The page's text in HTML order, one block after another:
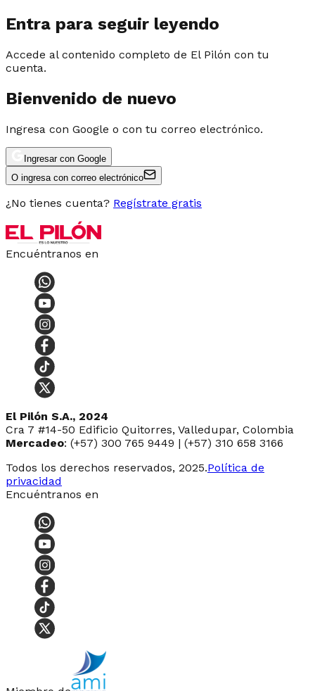
Entra para seguir leyendo
Accede al contenido completo de El Pilón con tu
cuenta.
Bienvenido de nuevo
Ingresa con Google o con tu correo electrónico.
Ingresar con Google
O ingresa con correo electrónico
¿No tienes cuenta? Regístrate gratis
Encuéntranos en
El Pilón S.A., 2024
Cra 7 #14-50 Edificio Quitorres, Valledupar, Colombia
Mercadeo: (+57) 300 765 9449 | (+57) 310 658 3166
Todos los derechos reservados, 2025.Política de
privacidad
Encuéntranos en